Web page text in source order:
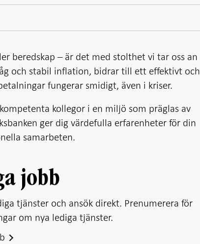
beredskap – är det med stolthet vi tar oss an
och stabil inflation, bidrar till ett effektivt och
fungerar smidigt, även i kriser.
kollegor i en miljö som präglas av
ger dig värdefulla erfarenheter för din
samarbeten.
jobb
tjänster och ansök direkt. Prenumerera för
om nya lediga tjänster.